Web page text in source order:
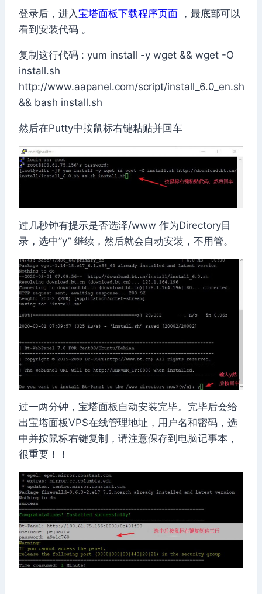
登录后，进入宝塔面板下载程序页面 ，最底部可以
看到安装代码 。
复制这行代码 : yum install -y wget && wget -O
install.sh
http://www.aapanel.com/script/install_6.0_en.sh
&& bash install.sh
然后在Putty中按鼠标右键粘贴并回车
过几秒钟有提示是否选泽/www 作为Directory目
录，选中”y” 继续，然后就会自动安装，不用管。
过一两分钟，宝塔面板自动安装完毕。完毕后会给
出宝塔面板VPS在线管理地址，用户名和密码，选
中并按鼠标右键复制，请注意保存到电脑记事本，
很重要！！